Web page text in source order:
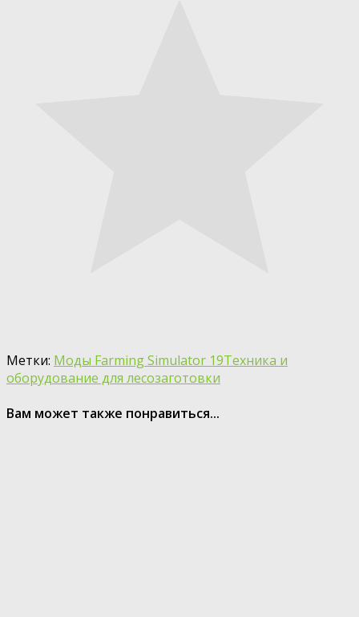
Метки: Моды Farming Simulator 19Техника и
оборудование для лесозаготовки
Вам может также понравиться...